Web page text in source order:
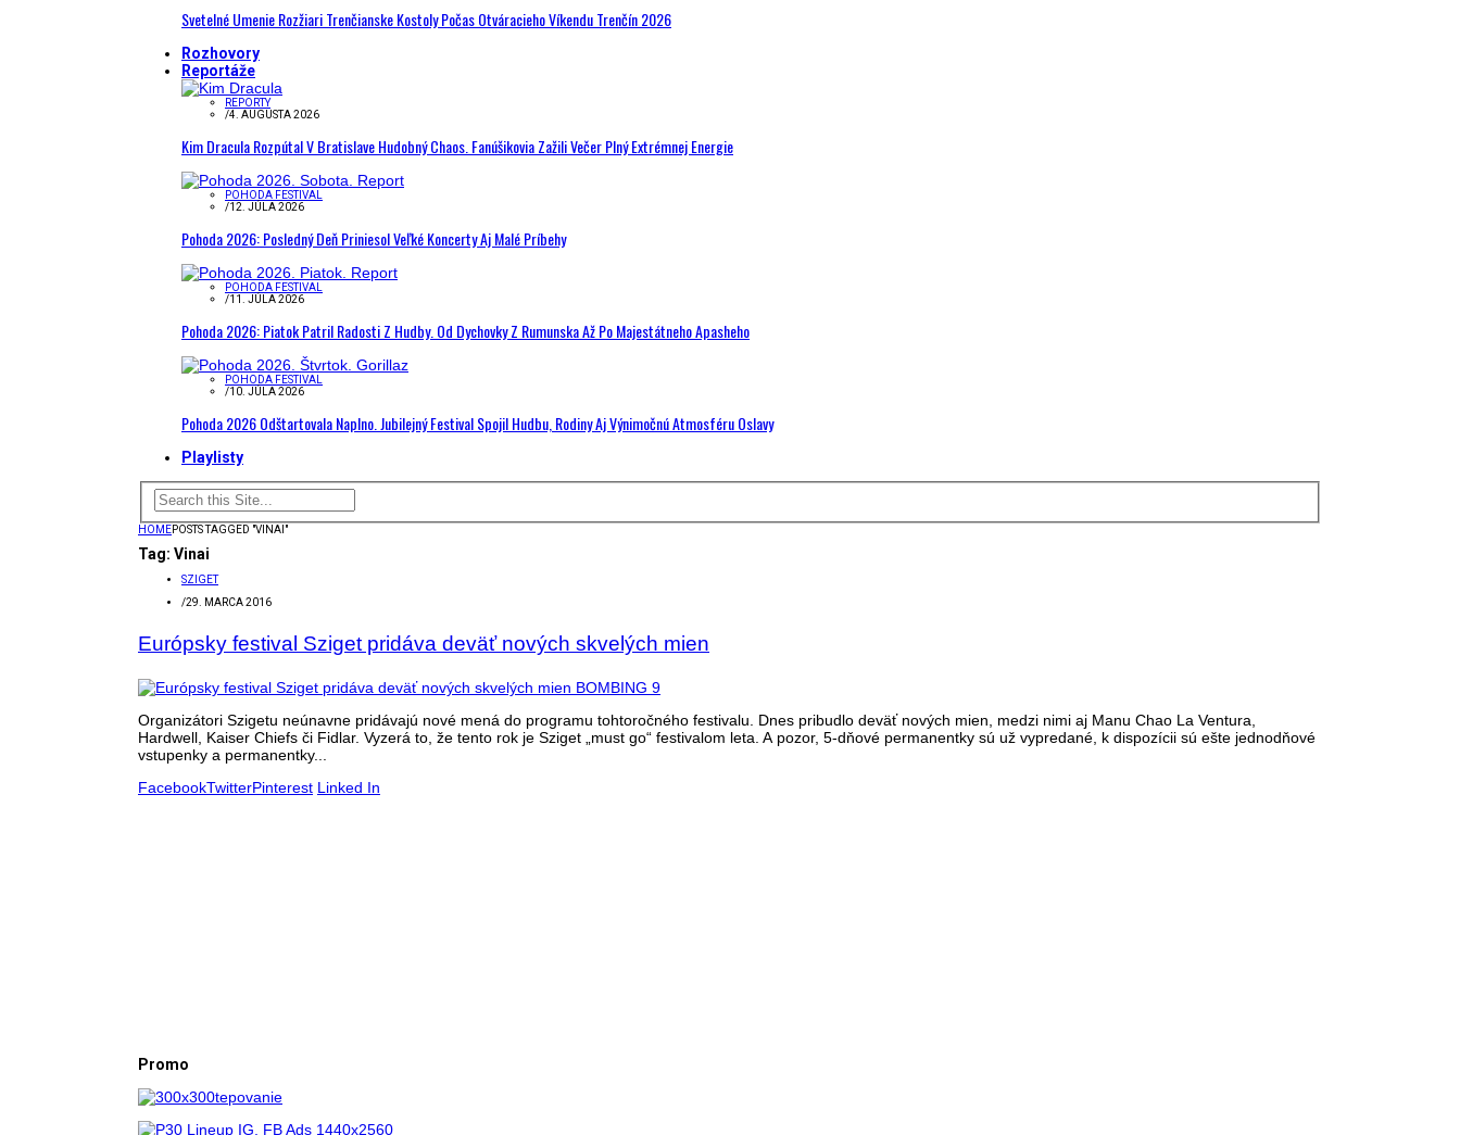
Svetelné Umenie Rozžiari Trenčianske Kostoly Počas Otváracieho Víkendu Trenčín 2026
Rozhovory
Reportáže
REPORTY
/4. AUGUSTA 2026
Kim Dracula Rozpútal V Bratislave Hudobný Chaos. Fanúšikovia Zažili Večer Plný Extrémnej Energie
POHODA FESTIVAL
/12. JÚLA 2026
Pohoda 2026: Posledný Deň Priniesol Veľké Koncerty Aj Malé Príbehy
POHODA FESTIVAL
/11. JÚLA 2026
Pohoda 2026: Piatok Patril Radosti Z Hudby. Od Dychovky Z Rumunska Až Po Majestátneho Apasheho
POHODA FESTIVAL
/10. JÚLA 2026
Pohoda 2026 Odštartovala Naplno. Jubilejný Festival Spojil Hudbu, Rodiny Aj Výnimočnú Atmosféru Oslavy
Playlisty
HOMEPOSTS TAGGED "VINAI"
Tag: Vinai
SZIGET
/29. MARCA 2016
Európsky festival Sziget pridáva deväť nových skvelých mien
Organizátori Szigetu neúnavne pridávajú nové mená do programu tohtoročného festivalu. Dnes pribudlo deväť nových mien, medzi nimi aj Manu Chao La Ventura,
Hardwell, Kaiser Chiefs či Fidlar. Vyzerá to, že tento rok je Sziget „must go“ festivalom leta. A pozor, 5-dňové permanentky sú už vypredané, k dispozícii sú ešte jednodňové
vstupenky a permanentky...
FacebookTwitterPinterest Linked In
Promo